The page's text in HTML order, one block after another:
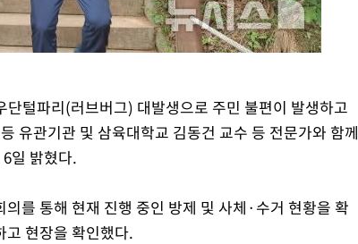
]
틀레
음주
털파리(러브버그) 대발생으로 주민 불편이 발생하고
유관기관 및 삼육대학교 김동건 교수 등 전문가와 함께
일 밝혔다.
를 통해 현재 진행 중인 방제 및 사체·수거 현황을 확
고 현장을 확인했다.